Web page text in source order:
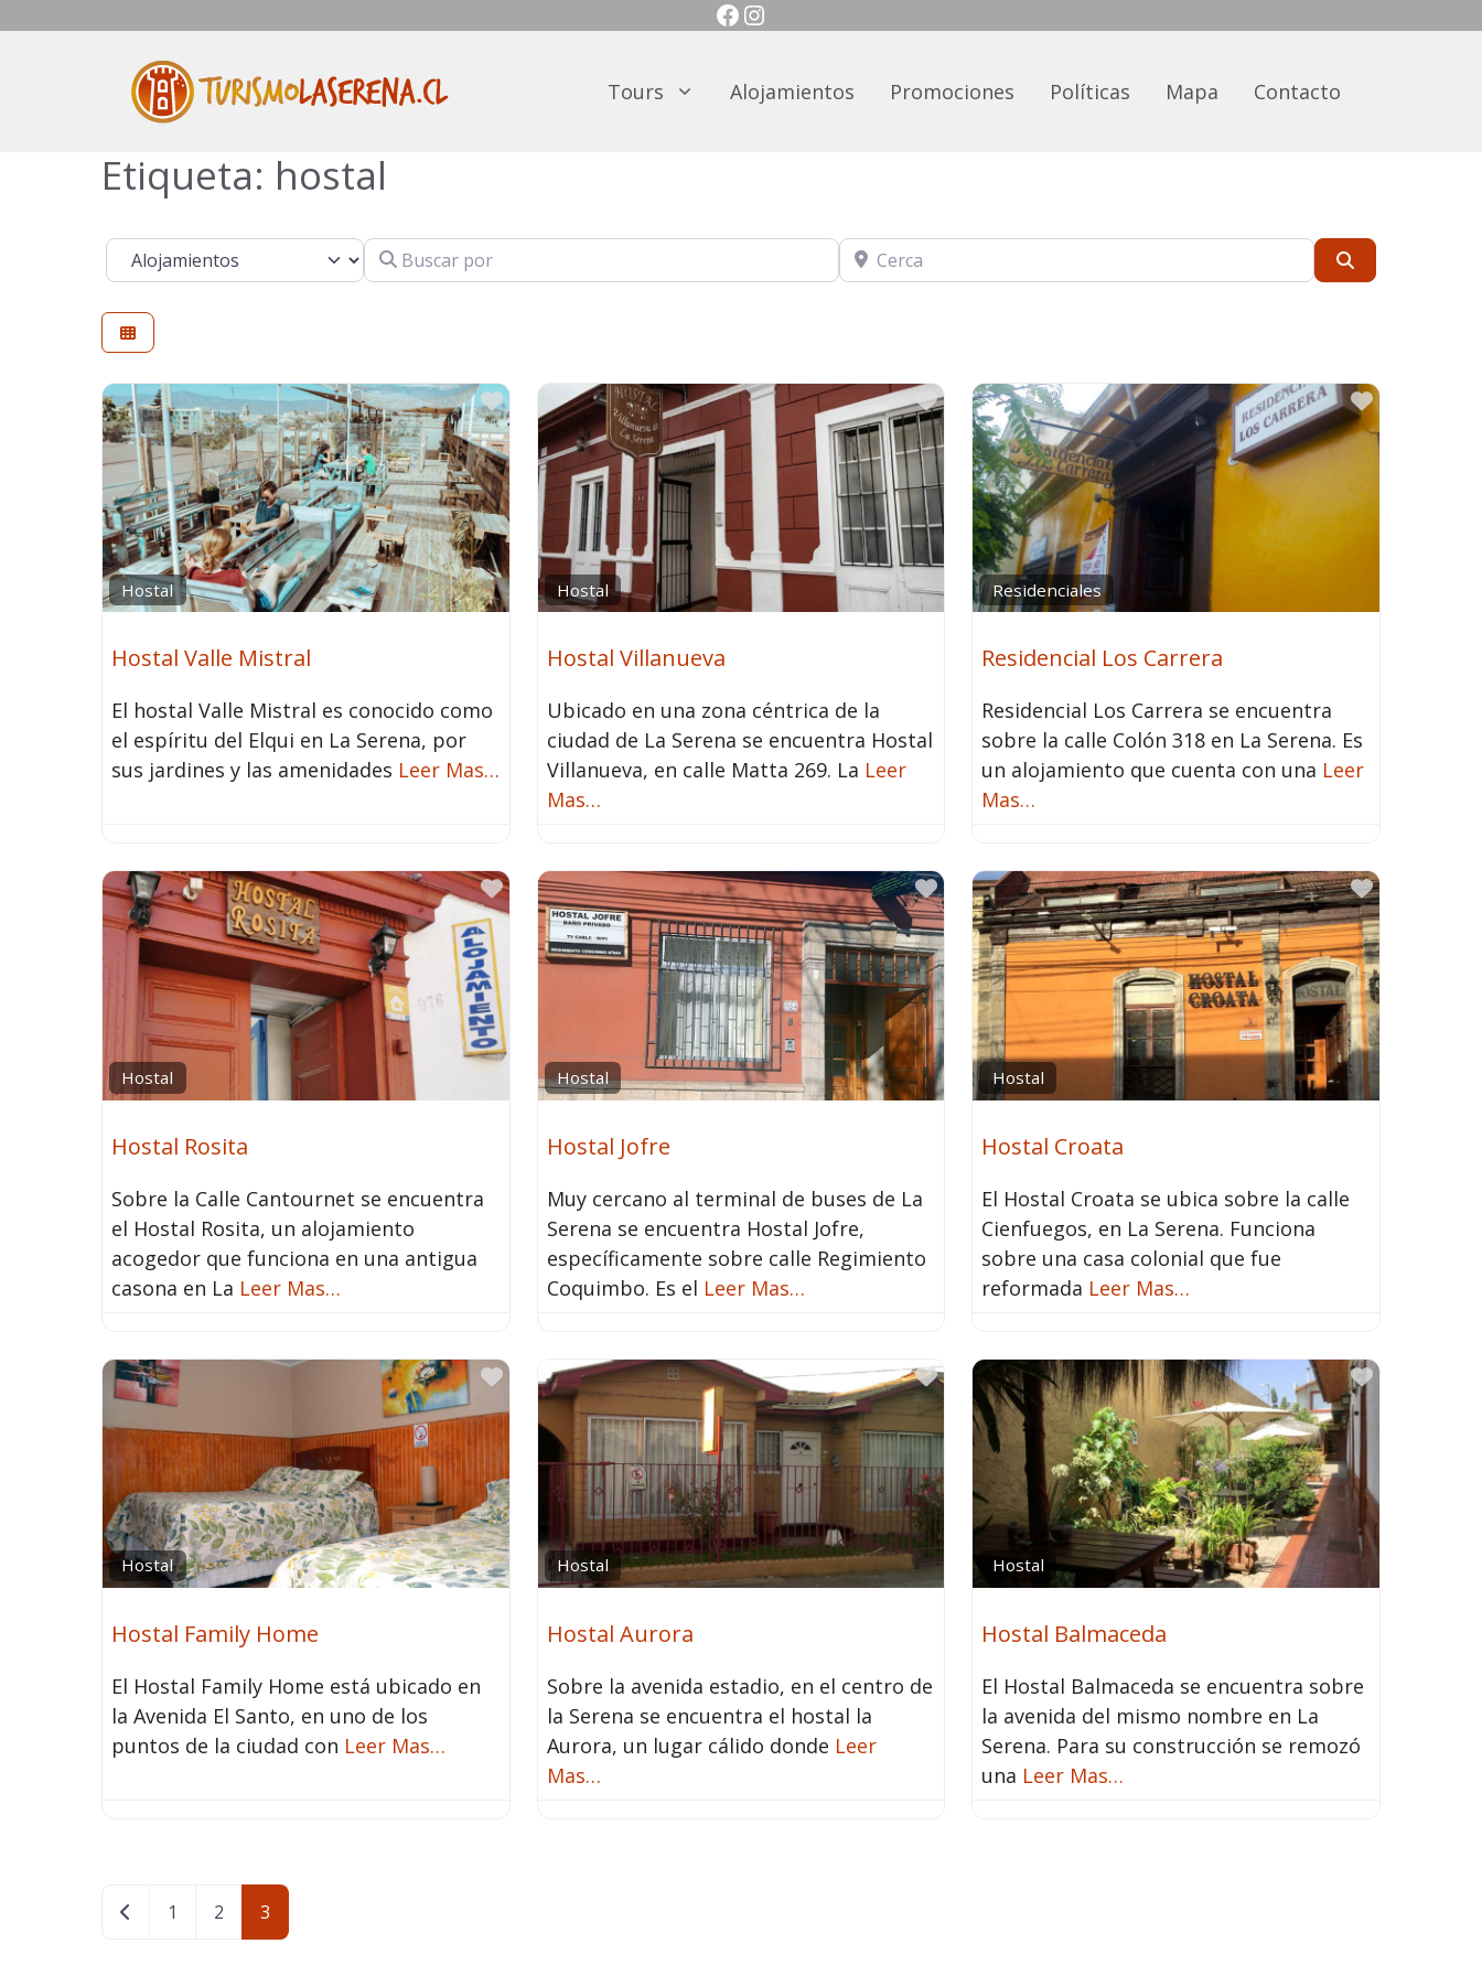
Facebook
Instagram
Tours Alojamientos Promociones Políticas Mapa Contacto
Etiqueta: hostal
Seleccionar el formulario de búsqueda
Buscar por Cerca
Hostal
Favorito
Hostal Valle Mistral
El hostal Valle Mistral es conocido como
el espíritu del Elqui en La Serena, por
sus jardines y las amenidades Leer Mas…
Hostal
Favorito
Hostal Villanueva
Ubicado en una zona céntrica de la
ciudad de La Serena se encuentra Hostal
Villanueva, en calle Matta 269. La Leer
Mas…
Residenciales
Favorito
Residencial Los Carrera
Residencial Los Carrera se encuentra
sobre la calle Colón 318 en La Serena. Es
un alojamiento que cuenta con una Leer
Mas…
Hostal
Favorito
Hostal Rosita
Sobre la Calle Cantournet se encuentra
el Hostal Rosita, un alojamiento
acogedor que funciona en una antigua
casona en La Leer Mas…
Hostal
Favorito
Hostal Jofre
Muy cercano al terminal de buses de La
Serena se encuentra Hostal Jofre,
específicamente sobre calle Regimiento
Coquimbo. Es el Leer Mas…
Hostal
Favorito
Hostal Croata
El Hostal Croata se ubica sobre la calle
Cienfuegos, en La Serena. Funciona
sobre una casa colonial que fue
reformada Leer Mas…
Hostal
Favorito
Hostal Family Home
El Hostal Family Home está ubicado en
la Avenida El Santo, en uno de los
puntos de la ciudad con Leer Mas…
Hostal
Favorito
Hostal Aurora
Sobre la avenida estadio, en el centro de
la Serena se encuentra el hostal la
Aurora, un lugar cálido donde Leer
Mas…
Hostal
Favorito
Hostal Balmaceda
El Hostal Balmaceda se encuentra sobre
la avenida del mismo nombre en La
Serena. Para su construcción se remozó
una Leer Mas…
Entradas recientes
1 2 3